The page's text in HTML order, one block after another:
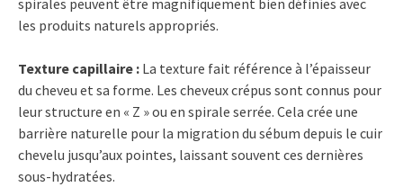
spirales peuvent être magnifiquement bien définies avec
les produits naturels appropriés.
Texture capillaire : La texture fait référence à l’épaisseur
du cheveu et sa forme. Les cheveux crépus sont connus pour
leur structure en « Z » ou en spirale serrée. Cela crée une
barrière naturelle pour la migration du sébum depuis le cuir
chevelu jusqu’aux pointes, laissant souvent ces dernières
sous-hydratées.